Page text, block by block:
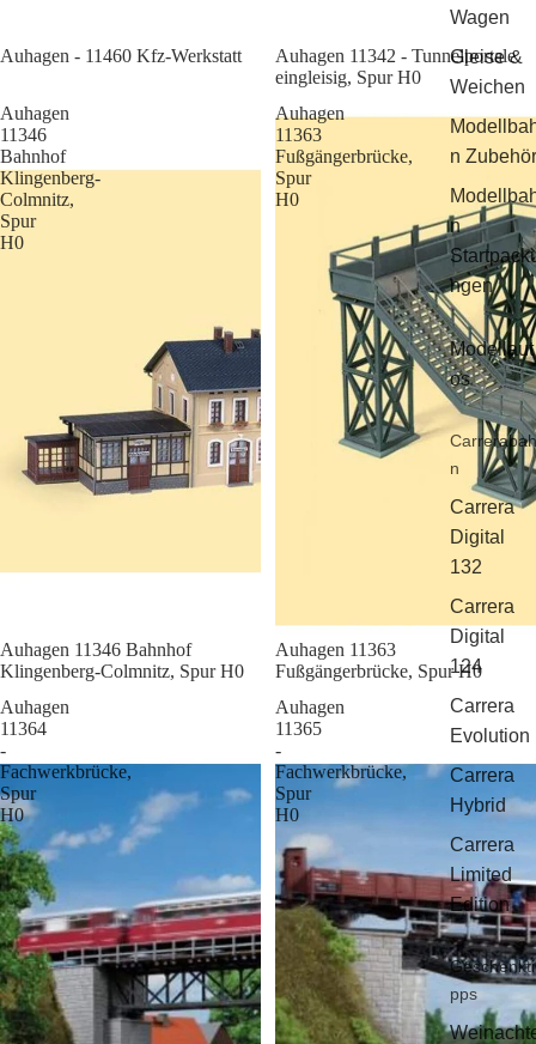
Wagen
Gleise &
Weichen
n Zubehör
n
ngen
Modellaut
os
Carrerabah
n
Carrera
Digital
132
Carrera
Digital
124
Carrera
Evolution
Carrera
Hybrid
Carrera
Limited
Edition
Geschenkti
pps
Sale
Auhagen - 11460 Kfz-Werkstatt
Auhagen 11342 - Tunnelportale
eingleisig, Spur H0
Auhagen
11346
Bahnhof
Klingenberg-
Colmnitz,
Spur
H0
Sale
Auhagen 11346 Bahnhof
Klingenberg-Colmnitz, Spur H0
Auhagen
11363
Fußgängerbrücke,
Spur
H0
Sale
Auhagen 11363
Fußgängerbrücke, Spur H0
Auhagen
11364
-
Fachwerkbrücke,
Spur
H0
Auhagen
11365
-
Fachwerkbrücke,
Spur
H0